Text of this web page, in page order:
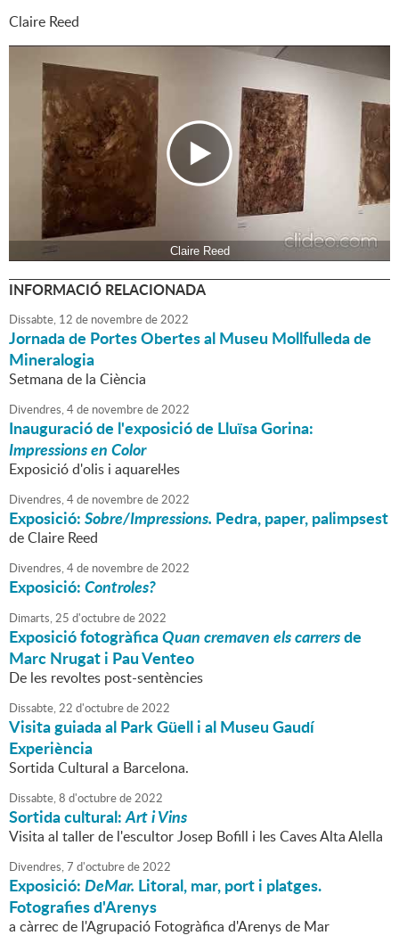
Claire Reed
Claire Reed
INFORMACIÓ RELACIONADA
Dissabte, 12 de novembrede2022
Jornada de Portes Obertes al Museu Mollfulleda de
Mineralogia
Setmana de la Ciència
Divendres,4de novembrede2022
Inauguració de l'exposició de Lluïsa Gorina:
Impressions en Color
Exposició d'olis i aquarel·les
Divendres,4de novembrede2022
Exposició:Sobre/Impressions. Pedra, paper, palimpsest
de Claire Reed
Divendres,4de novembrede2022
Exposició:Controles?
Dimarts,25 d'octubrede2022
Exposició fotogràficaQuan cremaven els carrersde
Marc Nrugat i Pau Venteo
De les revoltes post-sentències
Dissabte,22 d'octubrede2022
Visita guiada al Park Güell i al Museu Gaudí
Experiència
Sortida Cultural a Barcelona.
Dissabte,8 d'octubrede2022
Sortida cultural:Art i Vins
Visita al taller de l'escultor Josep Bofill i les Caves Alta Alella
Divendres,7 d'octubrede2022
Exposició:DeMar. Litoral, mar, port i platges.
Fotografies d'Arenys
a càrrec de l'Agrupació Fotogràfica d'Arenys de Mar